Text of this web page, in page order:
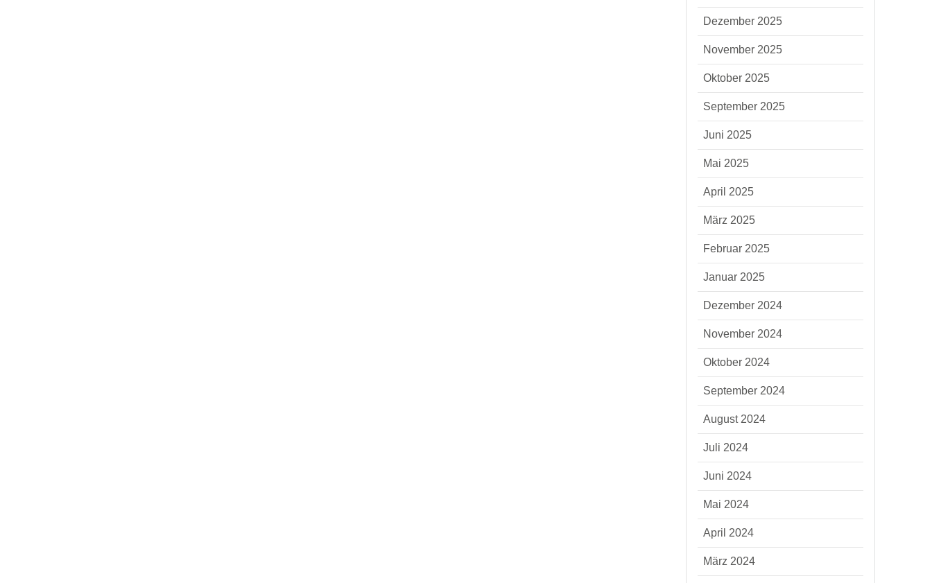
Dezember 2025
November 2025
Oktober 2025
September 2025
Juni 2025
Mai 2025
April 2025
März 2025
Februar 2025
Januar 2025
Dezember 2024
November 2024
Oktober 2024
September 2024
August 2024
Juli 2024
Juni 2024
Mai 2024
April 2024
März 2024